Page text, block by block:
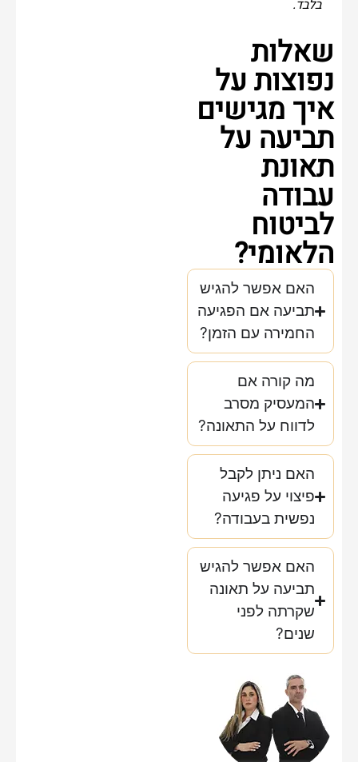
בלבד.
שאלות
נפוצות על
איך מגישים
תביעה על
תאונת
עבודה
לביטוח
הלאומי?
האם אפשר להגיש
תביעה אם הפגיעה
החמירה עם הזמן?
מה קורה אם
המעסיק מסרב
לדווח על התאונה?
האם ניתן לקבל
פיצוי על פגיעה
נפשית בעבודה?
האם אפשר להגיש
תביעה על תאונה
שקרתה לפני
שנים?